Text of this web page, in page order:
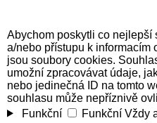
Abychom poskytli co nejlepší
a/nebo přístupu k informacím
jsou soubory cookies.
umožní zpracovávat údaje,
nebo jedinečná ID na tomto
souhlasu může nepříznivě
Funkční
Funkční Vždy